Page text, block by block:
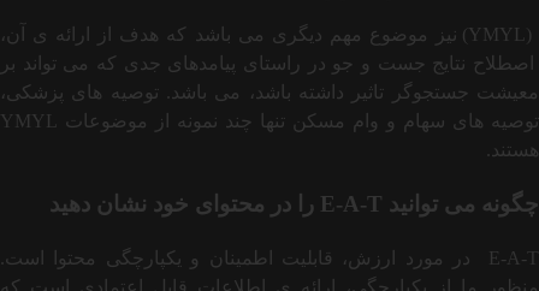
(YMYL) نیز موضوع مهم دیگری می باشد که هدف از ارائه ی آن،
اصطلاح نتایج جست و جو در راستای پیامدهای جدی که می تواند بر
معیشت جستجوگر تاثیر داشته باشد، می باشد. توصیه های پزشکی،
توصیه های سهام و وام مسکن تنها چند نمونه از موضوعات YMYL
هستند.
چگونه می توانید را در محتوای خود نشان دهید
E-A-T در مورد ارزش، قابلیت اطمینان و یکپارچگی محتوا است.
منظور ما از یکپارچگی، ارائه ی اطلاعات قابل اعتمادی است که